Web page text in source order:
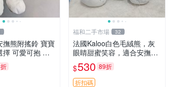
撫熊附搖鈴 寶寶
擇 可愛可抱 絨
熊 嬰兒用
福和二手市場 32
法國Kaloo白色毛絨熊，灰
眼睛甜蜜笑容，適合安撫逗
趣可愛，柔軟面料手感佳。
14 白色安撫熊 毛絨玩具 寶
寶逗樂具
$530 89折
折扣碼